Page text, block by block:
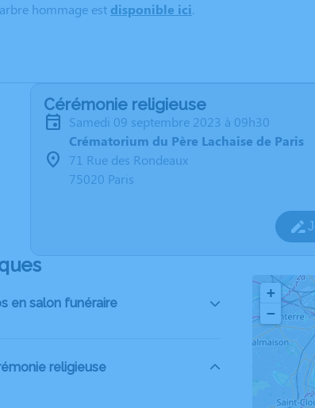
hommage est disponible ici.
Cérémonie religieuse
samedi 09 septembre 2023 à 09h30
Crématorium du Père Lachaise de Paris
71 Rue des Rondeaux
75020 Paris
en salon funéraire
religieuse
+
−